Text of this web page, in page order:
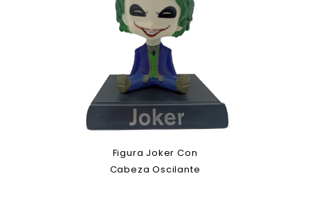
Figura Joker Con
Cabeza Oscilante